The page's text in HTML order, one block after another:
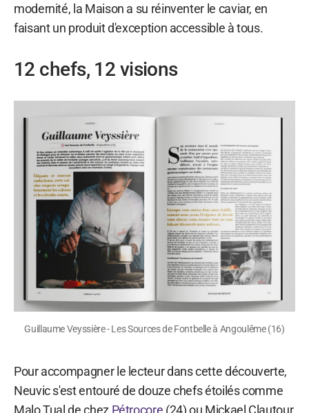
modernité, la Maison a su réinventer le caviar, en
faisant un produit d'exception accessible à tous.
12 chefs, 12 visions
Guillaume Veyssière - Les Sources de Fontbelle à Angoulême (16)
Pour accompagner le lecteur dans cette découverte,
Neuvic s'est entouré de douze chefs étoilés comme
Malo Tual de chez Pétrocore (24) ou Mickael Clautour